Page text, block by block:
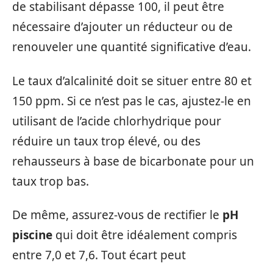
de stabilisant dépasse 100, il peut être
nécessaire d’ajouter un réducteur ou de
renouveler une quantité significative d’eau.
Le taux d’alcalinité doit se situer entre 80 et
150 ppm. Si ce n’est pas le cas, ajustez-le en
utilisant de l’acide chlorhydrique pour
réduire un taux trop élevé, ou des
rehausseurs à base de bicarbonate pour un
taux trop bas.
De même, assurez-vous de rectifier le pH
piscine qui doit être idéalement compris
entre 7,0 et 7,6. Tout écart peut